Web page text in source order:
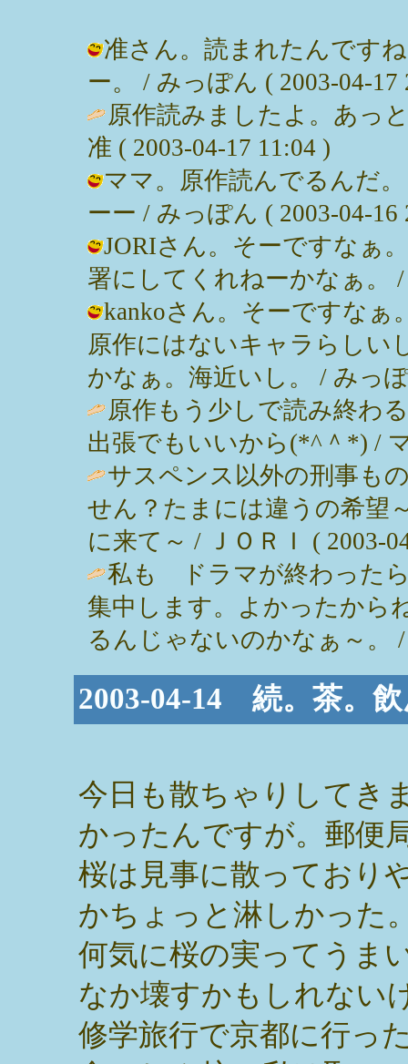
准さん。読まれたんです
ー。 / みっぽん ( 2003-04-17
原作読みましたよ。あっ
准 ( 2003-04-17 11:04 )
ママ。原作読んでるんだ
ーー / みっぽん ( 2003-04-16
JORIさん。そーですなぁ
署にしてくれねーかなぁ。
kankoさん。そーですなぁ
原作にはないキャラらしい
かなぁ。海近いし。 / みっ
原作もう少しで読み終わ
出張でもいいから(*^＾*) /
サスペンス以外の刑事も
せん？たまには違うの希望
に来て～ / ＪＯＲＩ ( 2003-
私も ドラマが終わった
集中します。よかったから
るんじゃないのかなぁ～。 /
2003-04-14 続。茶。
今日も散ちゃりしてき
かったんですが。郵便
桜は見事に散っており
かちょっと淋しかった
何気に桜の実ってうま
なか壊すかもしれない
修学旅行で京都に行っ